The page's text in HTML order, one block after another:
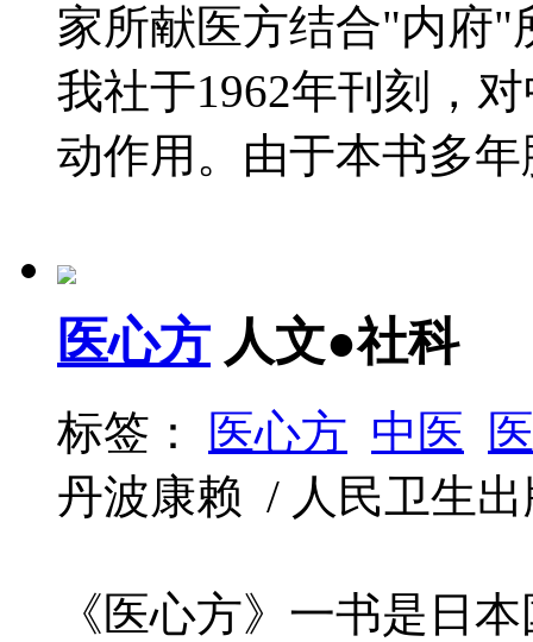
家所献医方结合"内府"
我社于1962年刊刻，
动作用。由于本书多
医心方 人文●社科
标签： 医心方 中医
丹波康赖 / 人民卫生
《医心方》一书是日